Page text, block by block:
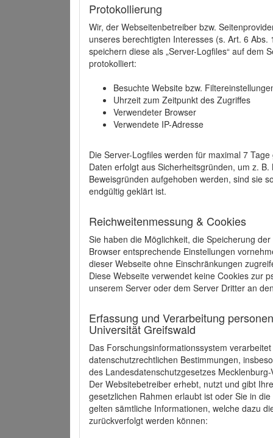
Protokollierung
Wir, der Webseitenbetreiber bzw.
unseres berechtigten Interesses (s. Art. 6
speichern diese als „Server-Logfiles“ auf dem
protokolliert:
Besuchte Website bzw.
Uhrzeit zum Zeitpunkt des Zugriffes
Verwendeter Browser
Verwendete IP-Adresse
Die Server-Logfiles werden für maximal 7
Daten erfolgt aus Sicherheitsgründen, um z.
Beweisgründen aufgehoben werden, sind sie
endgültig geklärt ist.
Reichweitenmessung & Cookies
Sie haben die Möglichkeit, die Speicherung
Browser entsprechende Einstellungen
dieser Webseite ohne Einschränkungen
Diese Webseite verwendet keine Cookies zur
unserem Server oder dem Server Dritter an
Erfassung und Verarbeitung
Universität Greifswald
Das Forschungsinformationssystem
datenschutzrechtlichen Bestimmungen,
des Landesdatenschutzgesetzes
Der Websitebetreiber erhebt, nutzt und gibt
gesetzlichen Rahmen erlaubt ist oder Sie in
gelten sämtliche Informationen, welche dazu
zurückverfolgt werden können: